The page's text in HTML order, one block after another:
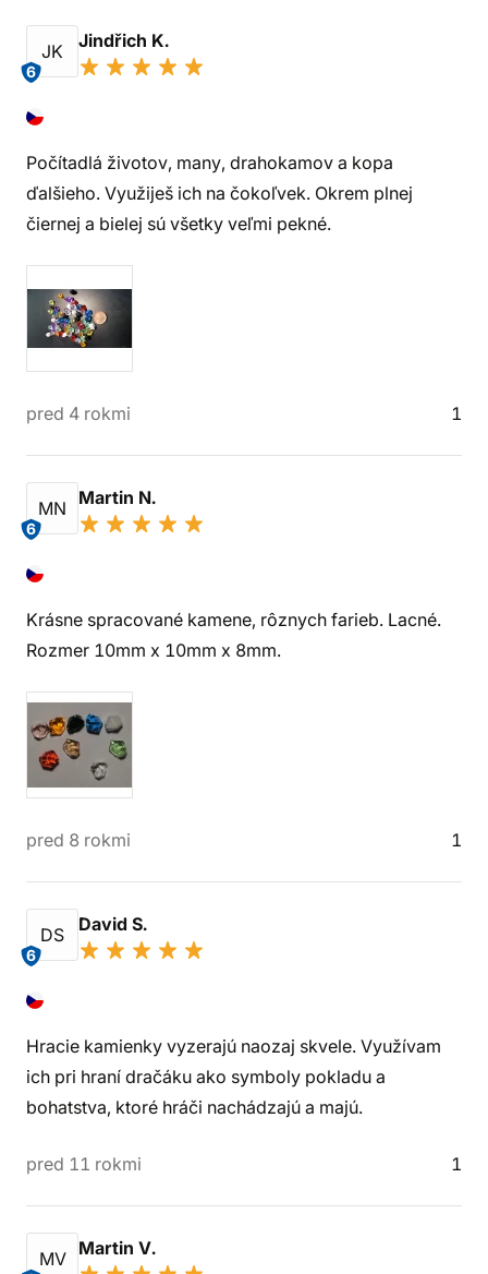
JK
6
Jindřich K.
Počítadlá životov, many, drahokamov a kopa
ďalšieho. Využiješ ich na čokoľvek. Okrem plnej
čiernej a bielej sú všetky veľmi pekné.
pred 4 rokmi 1
MN
6
Martin N.
Krásne spracované kamene, rôznych farieb. Lacné.
Rozmer 10mm x 10mm x 8mm.
pred 8 rokmi 1
DS
6
David S.
Hracie kamienky vyzerajú naozaj skvele. Využívam
ich pri hraní dračáku ako symboly pokladu a
bohatstva, ktoré hráči nachádzajú a majú.
pred 11 rokmi 1
MV Martin V.